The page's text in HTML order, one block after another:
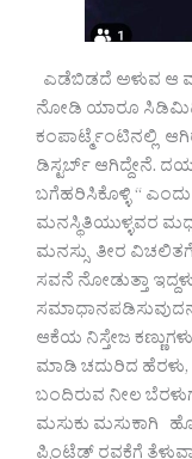
ಎಡೆಬಿಡದೆ ಅಳುವ ಆ
ನೋಡಿ ಯಾರೂ
ಕಂಪಾರ್ಟ್ಮೆಂಟಿನಲ್ಲಿ
ಡಿಸ್ಟರ್ಬ್ ಆಗಿದ್ದೇನೆ.
ಬಗೆಹರಿಸಿಕೊಳ್ಳಿ “
ಮನಸ್ಥಿತಿಯುಳ್ಳವರ
ಮನಸ್ಸು ತೀರ
ಸವನೆ ನೋಡುತ್ತಾ
ಆಕೆಯ ನಿಸ್ತೇಜ
ಮಾಡಿ ಚದುರಿದ
ಬಂದಿರುವ ನೀಲ
ಮಸುಕು ಮಸುಕಾಗಿ